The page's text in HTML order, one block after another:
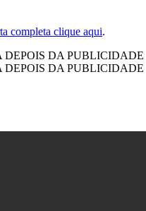
completa clique aqui.
DEPOIS DA PUBLICIDADE
DEPOIS DA PUBLICIDADE